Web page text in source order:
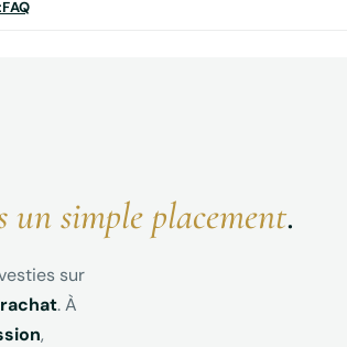
FAQ
un simple placement.
sur
. À
,